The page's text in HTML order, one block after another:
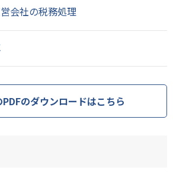
会社の税務処理
のダウンロードはこちら